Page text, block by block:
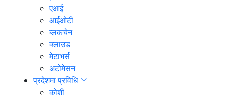
एआई
आईओटी
ब्लकचेन
क्लाउड
मेटाभर्स
अटोमेसन
प्रदेशमा प्रविधि
कोशी